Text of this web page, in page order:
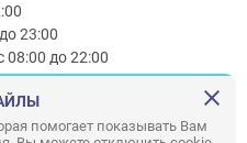
23:00
08:00 до 22:00
помогает показывать Вам